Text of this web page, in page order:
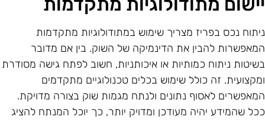
נכס בפריז מצריך שימוש במתודולוגיות מתקדמות
להבין את הדינמיקה של השוק. בין אם מדובר
ניתוח כמותיות או איכותניות, חשוב לפתח גישה מסודרת
זה כולל שימוש בכלים טכנולוגיים מתקדמים
לאסוף נתונים ולנתח מגמות שוק בצורה מדויקת.
שהמידע יהיה מעודכן ומדויק יותר, כך יוכל המנתח להציג